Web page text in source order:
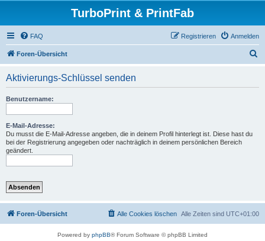
TurboPrint & PrintFab
FAQ Anmelden
Registrieren
Foren-Übersicht
Aktivierungs-Schlüssel senden
Benutzername:
E-Mail-Adresse:
Du musst die E-Mail-Adresse angeben, die in deinem Profil hinterlegt ist. Diese hast du
bei der Registrierung angegeben oder nachträglich in deinem persönlichen Bereich
geändert.
Foren-Übersicht Alle Zeiten sind UTC+01:00
Alle Cookies löschen
Powered by phpBB® Forum Software © phpBB Limited